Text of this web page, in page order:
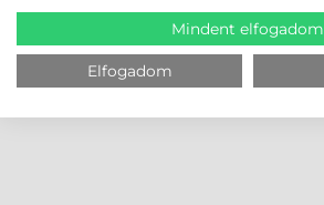
Mindent elfogadom
Elfogadom